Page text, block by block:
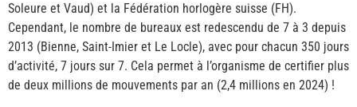
Soleure et Vaud) et la Fédération horlogère suisse (FH).
Cependant, le nombre de bureaux est redescendu de 7 à 3 depuis
2013 (Bienne, Saint-Imier et Le Locle), avec pour chacun 350 jours
d’activité, 7 jours sur 7. Cela permet à l’organisme de certifier plus
de deux millions de mouvements par an (2,4 millions en 2024) !